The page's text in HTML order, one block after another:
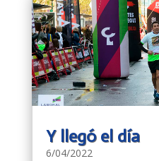
Y llegó el día
6/04/2022